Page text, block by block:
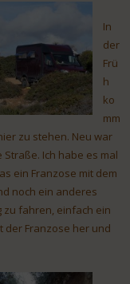
In
der
Frü
h
ko
mm
zu stehen. Neu war
Ich habe es mal
ein Franzose mit dem
noch ein anderes
zu fahren, einfach ein
der Franzose her und